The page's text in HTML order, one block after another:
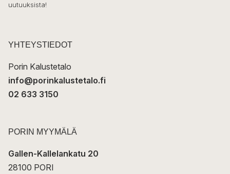
k
t
uutuuksista!
YHTEYSTIEDOT
Porin Kalustetalo
info@porinkalustetalo.fi
02 633 3150
PORIN MYYMÄLÄ
Gallen-Kallelankatu 20
28100 PORI